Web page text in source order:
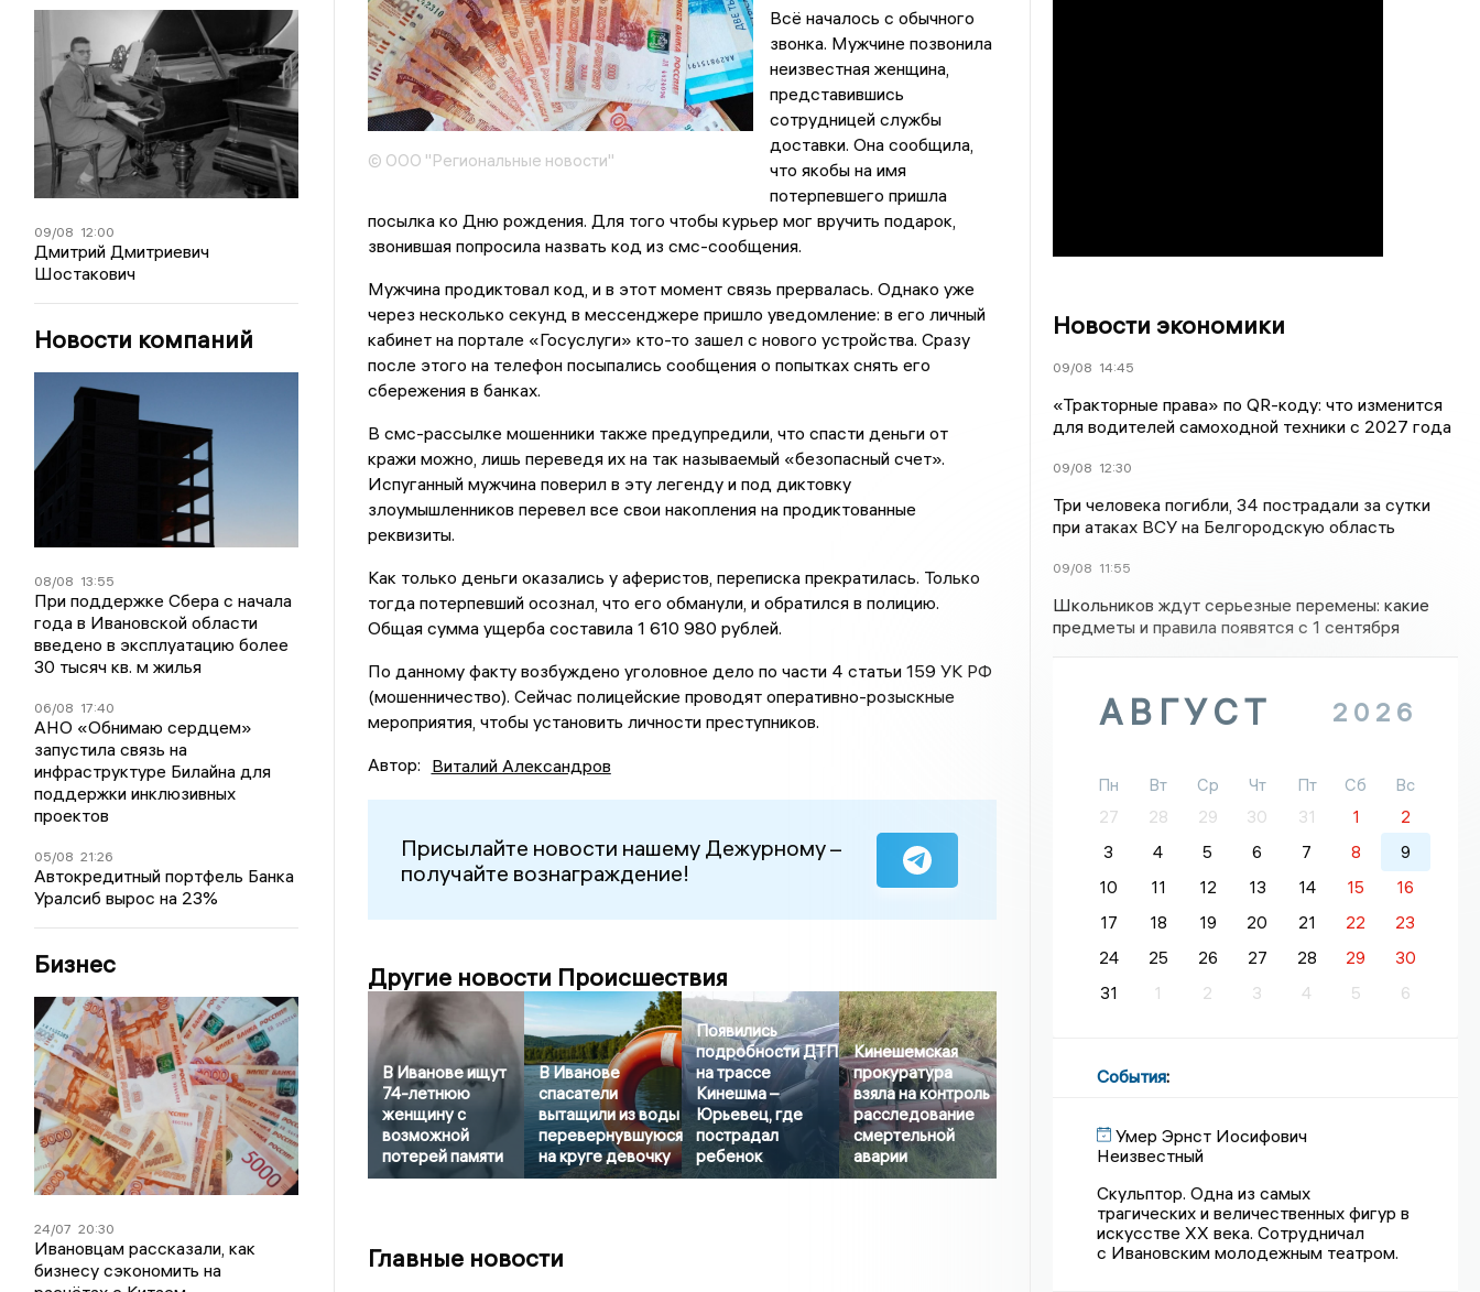
09/08 12:00
Дмитрий Дмитриевич
Шостакович
Новости компаний
08/08 13:55
При поддержке Сбера с начала
года в Ивановской области
введено в эксплуатацию более
30 тысяч кв. м жилья
06/08 17:40
АНО «Обнимаю сердцем»
запустила связь на
инфраструктуре Билайна для
поддержки инклюзивных
проектов
05/08 21:26
Автокредитный портфель Банка
Уралсиб вырос на 23%
Бизнес
24/07 20:30
Ивановцам рассказали, как
бизнесу сэкономить на
© ООО "Региональные новости"
Всё началось с обычного
звонка. Мужчине позвонила
неизвестная женщина,
представившись
сотрудницей службы
доставки. Она сообщила,
что якобы на имя
потерпевшего пришла
посылка ко Дню рождения. Для того чтобы курьер мог вручить подарок,
звонившая попросила назвать код из смс-сообщения.
Мужчина продиктовал код, и в этот момент связь прервалась. Однако уже
через несколько секунд в мессенджере пришло уведомление: в его личный
кабинет на портале «Госуслуги» кто-то зашел с нового устройства. Сразу
после этого на телефон посыпались сообщения о попытках снять его
сбережения в банках.
В смс-рассылке мошенники также предупредили, что спасти деньги от
кражи можно, лишь переведя их на так называемый «безопасный счет».
Испуганный мужчина поверил в эту легенду и под диктовку
злоумышленников перевел все свои накопления на продиктованные
реквизиты.
Как только деньги оказались у аферистов, переписка прекратилась. Только
тогда потерпевший осознал, что его обманули, и обратился в полицию.
Общая сумма ущерба составила 1 610 980 рублей.
По данному факту возбуждено уголовное дело по части 4 статьи 159 УК РФ
(мошенничество). Сейчас полицейские проводят оперативно-розыскные
мероприятия, чтобы установить личности преступников.
Автор: Виталий Александров
Присылайте новости нашему Дежурному –
получайте вознаграждение!
Другие новости Происшествия
В Иванове ищут
74-летнюю
женщину с
возможной
потерей памяти
В Иванове
спасатели
вытащили из воды
перевернувшуюся
на круге девочку
Появились
подробности ДТП
на трассе
Кинешма –
Юрьевец, где
пострадал
ребенок
Кинешемская
прокуратура
взяла на контроль
расследование
смертельной
аварии
Главные новости
Новости экономики
09/08 14:45
«Тракторные права» по QR-коду: что изменится
для водителей самоходной техники с 2027 года
09/08 12:30
Три человека погибли, 34 пострадали за сутки
при атаках ВСУ на Белгородскую область
09/08 11:55
Школьников ждут серьезные перемены: какие
предметы и правила появятся с 1 сентября
АВГУСТ 2026
Пн Вт Ср Чт Пт Сб
Вс
27
28 29 30 31 1
2
3
4 5 6 7 8
9
10
11 12 13 14 15
16
17
18 19 20 21 22
23
24
25 26 27 28 29
30
31
1 2 3 4 5 6
События:
Умер Эрнст Иосифович
Неизвестный
Скульптор. Одна из самых
трагических и величественных фигур в
искусстве XX века. Сотрудничал
с Ивановским молодежным театром.